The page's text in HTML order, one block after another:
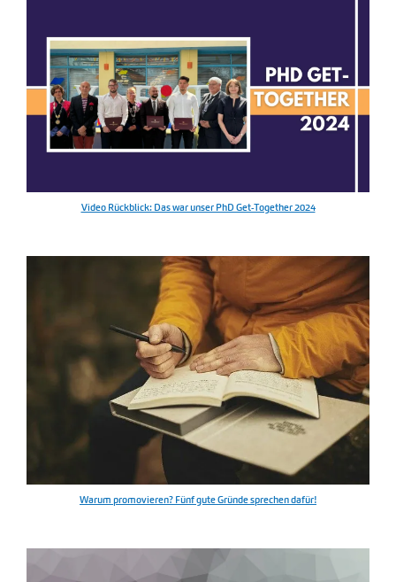
Video Rückblick: Das war unser PhD Get-Together 2024
Warum promovieren? Fünf gute Gründe sprechen dafür!